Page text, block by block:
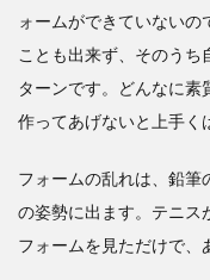
ォームができていない
ことも出来ず、そのうち
ターンです。どんなに
作ってあげないと上手く
フォームの乱れは、鉛筆
の姿勢に出ます。テニス
フォームを見ただけで、